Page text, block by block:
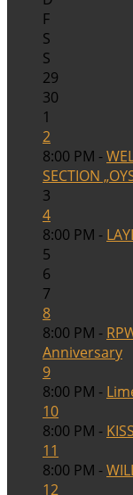
F
S
S
29
30
1
2
8:00 PM -
SECTION
3
4
8:00 PM -
5
6
7
8
8:00 PM -
Anniversary
9
8:00 PM -
10
8:00 PM -
11
8:00 PM -
12